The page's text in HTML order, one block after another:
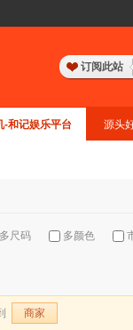
订阅此站
-和记娱乐平台 源头
多尺码 多颜色
商家